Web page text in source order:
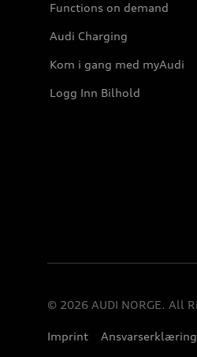
Functions on demand
Audi Charging
Kom i gang med myAudi
Logg Inn Bilhold
© 2026 AUDI NORGE. All
Imprint Ansvarserklæring